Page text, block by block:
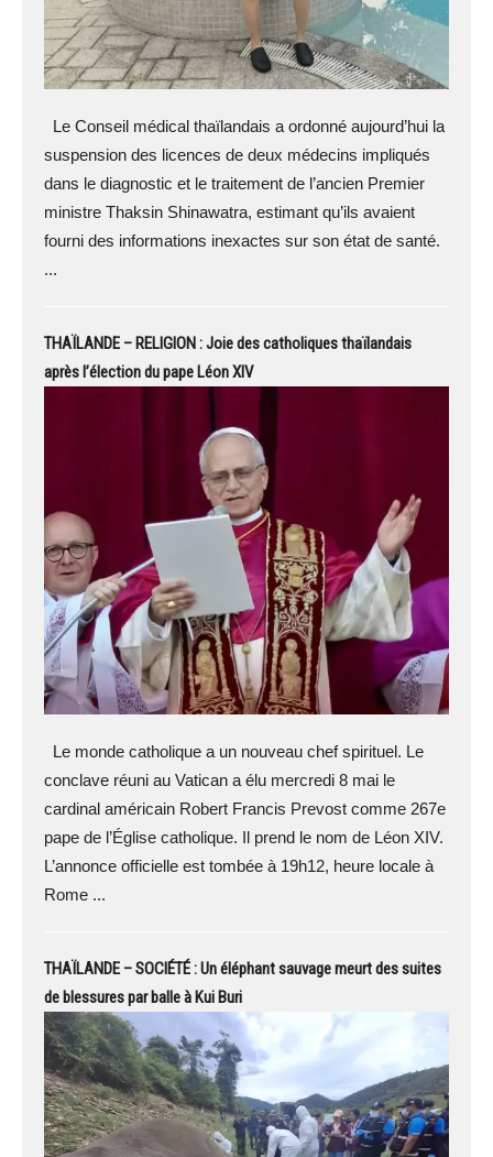
Le Conseil médical thaïlandais a ordonné aujourd’hui la
suspension des licences de deux médecins impliqués
dans le diagnostic et le traitement de l’ancien Premier
ministre Thaksin Shinawatra, estimant qu’ils avaient
fourni des informations inexactes sur son état de santé.
...
THAÏLANDE – RELIGION : Joie des catholiques thaïlandais
après l’élection du pape Léon XIV
Le monde catholique a un nouveau chef spirituel. Le
conclave réuni au Vatican a élu mercredi 8 mai le
cardinal américain Robert Francis Prevost comme 267e
pape de l’Église catholique. Il prend le nom de Léon XIV.
L’annonce officielle est tombée à 19h12, heure locale à
Rome ...
THAÏLANDE – SOCIÉTÉ : Un éléphant sauvage meurt des suites
de blessures par balle à Kui Buri